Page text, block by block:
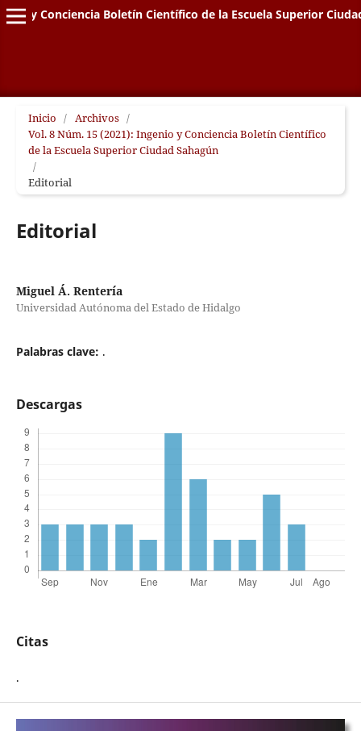
y Conciencia Boletín Científico de la Escuela Superior
Inicio / Archivos /
Vol. 8 Núm. 15 (2021): Ingenio y Conciencia Boletín Científico
de la Escuela Superior Ciudad Sahagún
/
Editorial
Editorial
Miguel Á. Rentería
Universidad Autónoma del Estado de Hidalgo
Palabras clave: .
Descargas
Citas
.